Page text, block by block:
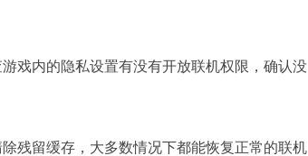
戏内的隐私设置有没有开放联机权限，确认没
残留缓存，大多数情况下都能恢复正常的联机